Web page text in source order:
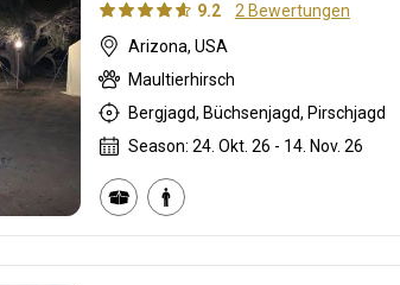
9.2
2 Bewertungen
Arizona, USA
Maultierhirsch
Bergjagd, Büchsenjagd, Pirschjagd
Season: 24. Okt. 26 - 14. Nov. 26